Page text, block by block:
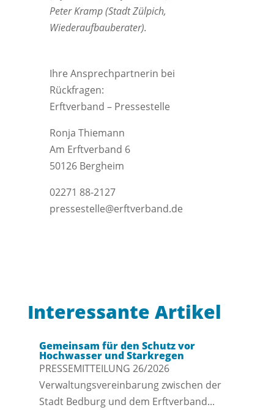
Peter Kramp (Stadt Zülpich,
Wiederaufbauberater).
Ihre Ansprechpartnerin bei
Rückfragen:
Erftverband – Pressestelle
Ronja Thiemann
Am Erftverband 6
50126 Bergheim
02271 88-2127
pressestelle@erftverband.de
Interessante Artikel
Gemeinsam für den Schutz vor
Hochwasser und Starkregen
PRESSEMITTEILUNG 26/2026
Verwaltungsvereinbarung zwischen der
Stadt Bedburg und dem Erftverband...